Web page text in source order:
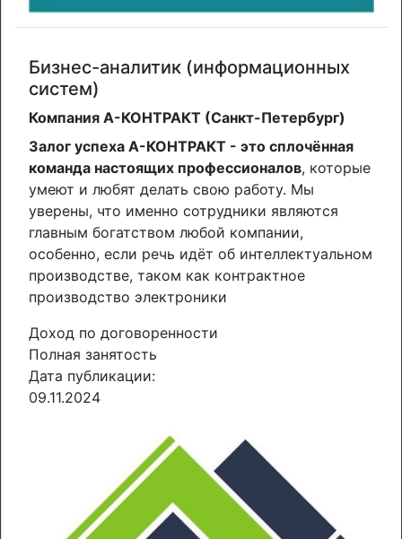
Бизнес-аналитик (информационных
систем)
Компания А-КОНТРАКТ (Санкт-Петербург)
Залог успеха А-КОНТРАКТ - это сплочённая
команда настоящих профессионалов, которые
умеют и любят делать свою работу. Мы
уверены, что именно сотрудники являются
главным богатством любой компании,
особенно, если речь идёт об интеллектуальном
производстве, таком как контрактное
производство электроники
Доход по договоренности
Полная занятость
Дата публикации:
09.11.2024